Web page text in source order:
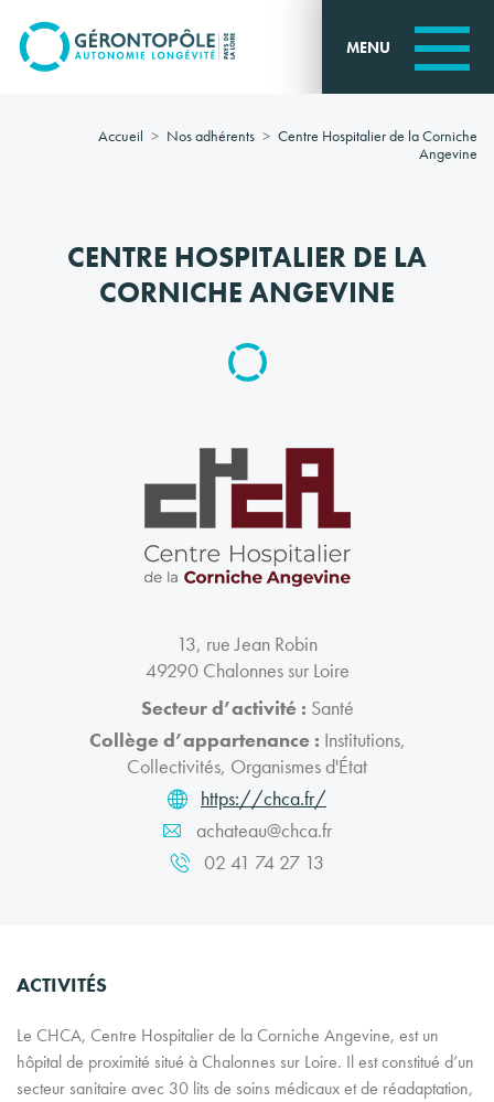
Go to
main
content MENU
Accueil Nos adhérents
Centre Hospitalier de la Corniche
Angevine
CENTRE HOSPITALIER DE LA
CORNICHE ANGEVINE
13, rue Jean Robin
49290 Chalonnes sur Loire
Secteur d’activité : Santé
Collège d’appartenance : Institutions,
Collectivités, Organismes d'État
https://chca.fr/
achateau@chca.fr
02 41 74 27 13
ACTIVITÉS
Le CHCA, Centre Hospitalier de la Corniche Angevine, est un
hôpital de proximité situé à Chalonnes sur Loire. Il est constitué d’un
secteur sanitaire avec 30 lits de soins médicaux et de réadaptation,